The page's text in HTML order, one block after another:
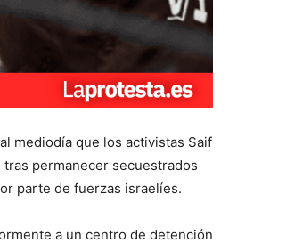
mediodía que los activistas Saif
permanecer secuestrados
parte de fuerzas israelíes.
a un centro de detención